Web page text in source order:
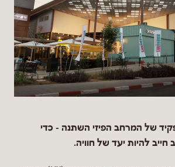
של המרחב הפיזי השתנה - כדי
להיות יעד של חוויה.